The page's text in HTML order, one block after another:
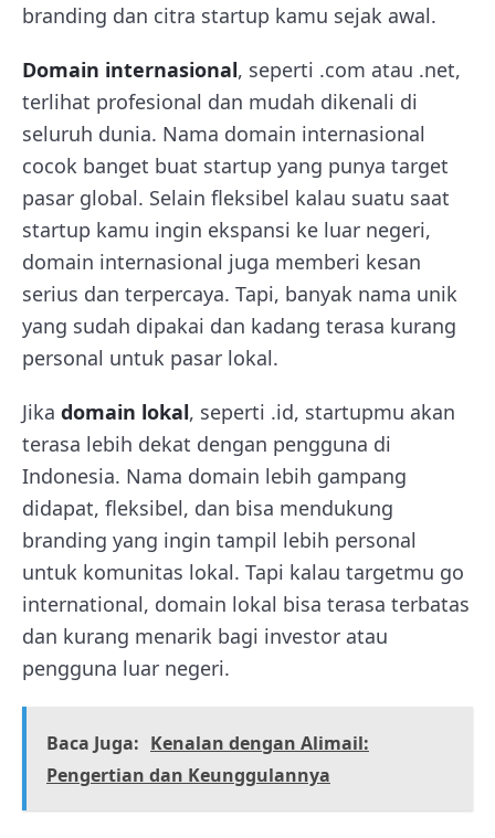
branding dan citra startup kamu sejak awal.
Domain internasional, seperti .com atau .net,
terlihat profesional dan mudah dikenali di
seluruh dunia. Nama domain internasional
cocok banget buat startup yang punya target
pasar global. Selain fleksibel kalau suatu saat
startup kamu ingin ekspansi ke luar negeri,
domain internasional juga memberi kesan
serius dan terpercaya. Tapi, banyak nama unik
yang sudah dipakai dan kadang terasa kurang
personal untuk pasar lokal.
Jika domain lokal, seperti .id, startupmu akan
terasa lebih dekat dengan pengguna di
Indonesia. Nama domain lebih gampang
didapat, fleksibel, dan bisa mendukung
branding yang ingin tampil lebih personal
untuk komunitas lokal. Tapi kalau targetmu go
international, domain lokal bisa terasa terbatas
dan kurang menarik bagi investor atau
pengguna luar negeri.
Baca Juga: Kenalan dengan Alimail:
Pengertian dan Keunggulannya